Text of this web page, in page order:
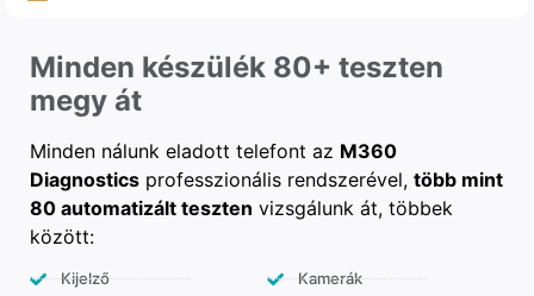
Minden készülék 80+ teszten
megy át
Minden nálunk eladott telefont az M360
Diagnostics professzionális rendszerével, több mint
80 automatizált teszten vizsgálunk át, többek
között:
Kijelző
Kamerák